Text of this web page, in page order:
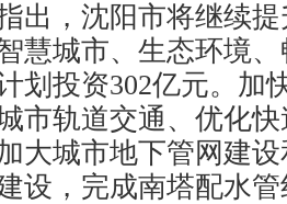
出，沈阳市将继续
慧城市、生态环境
划投资302亿元。加
市轨道交通、优化
大城市地下管网建
设，完成南塔配水